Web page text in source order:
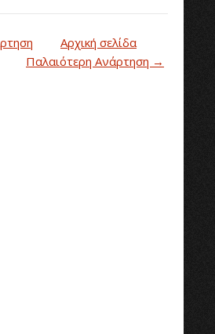
Παλαιότερη Ανάρτηση →
Αρχική σελίδα